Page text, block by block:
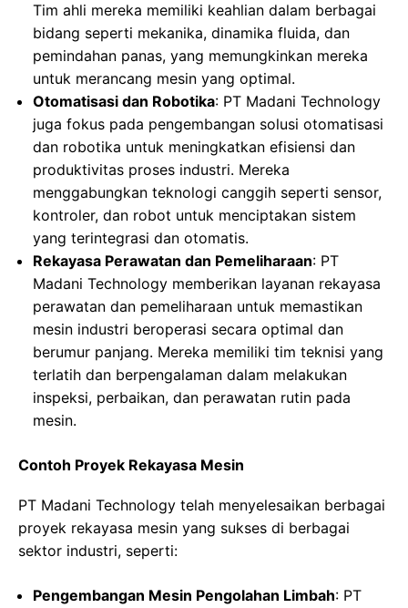
Tim ahli mereka memiliki keahlian dalam berbagai
bidang seperti mekanika, dinamika fluida, dan
pemindahan panas, yang memungkinkan mereka
untuk merancang mesin yang optimal.
Otomatisasi dan Robotika: PT Madani Technology
juga fokus pada pengembangan solusi otomatisasi
dan robotika untuk meningkatkan efisiensi dan
produktivitas proses industri. Mereka
menggabungkan teknologi canggih seperti sensor,
kontroler, dan robot untuk menciptakan sistem
yang terintegrasi dan otomatis.
Rekayasa Perawatan dan Pemeliharaan: PT
Madani Technology memberikan layanan rekayasa
perawatan dan pemeliharaan untuk memastikan
mesin industri beroperasi secara optimal dan
berumur panjang. Mereka memiliki tim teknisi yang
terlatih dan berpengalaman dalam melakukan
inspeksi, perbaikan, dan perawatan rutin pada
mesin.
Contoh Proyek Rekayasa Mesin
PT Madani Technology telah menyelesaikan berbagai
proyek rekayasa mesin yang sukses di berbagai
sektor industri, seperti:
Pengembangan Mesin Pengolahan Limbah: PT